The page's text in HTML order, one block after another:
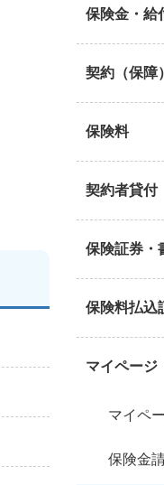
保険金・給
契約（保障
保険料
契約者貸付
保険証券・
保険料払込
マイページ
マイペ
保険金